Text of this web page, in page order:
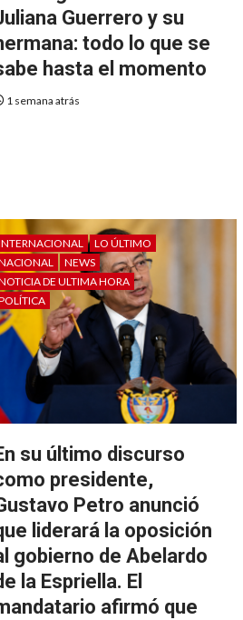
Guerrero y su
todo lo que se
hasta el momento
1 semana atrás
LO ÚLTIMO
NEWS
DE ULTIMA HORA
su último discurso
presidente,
Petro anunció
liderará la oposición
gobierno de Abelardo
la Espriella. El
afirmó que